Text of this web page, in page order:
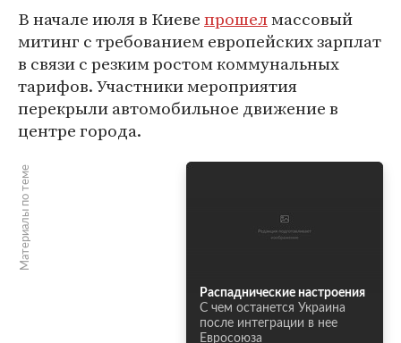
В начале июля в Киевепрошелмассовый
митинг с требованием европейских зарплат
в связи с резким ростом коммунальных
тарифов. Участники мероприятия
перекрыли автомобильное движение в
центре города.
Материалы по теме
Распаднические настроения
С чем останется Украина
после интеграции в нее
Евросоюза